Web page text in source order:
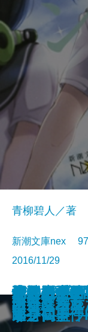
青年のた
ケーキ王
テ)2
シマイチ
のがたり―
天久鷹央
セラピス
女王のポ
はそこに
妖怪博士―
グッドモ
少年探偵
―
女王のポ
泣くなブ
劇部日誌～
青柳碧人／著
新潮文庫nex
2016/11/29
凶器は壊
青の数学
スプロー
怪人二十
郎―
謎好き乙
十年交差点
死神もた
す。
向日葵ち
幻影の手
ルテ―
バリ3探偵
即身仏事
池袋カジ
返せ同盟